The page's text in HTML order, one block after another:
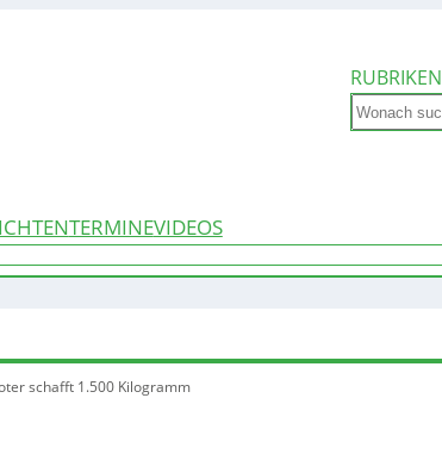
RUBRIKEN
Search
TERMINEVIDEOS
schafft 1.500 Kilogramm